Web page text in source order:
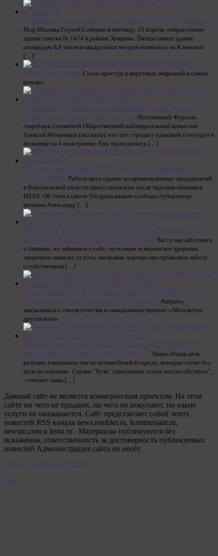
Собянин открыл новое здание школы № 1474 в Ховрине
Мэр Москвы Сергей Собянин в пятницу, 15 апреля, открыл новое
здание школы № 1474 в районе Ховрино. Пятиэтажное здание
площадью 8,8 тысячи квадратных метров появилось на Клинской
[…]
Как поддержать
организм осенью Сезон простуд и вирусных инфекций в самом
разгаре.
У бывшего губернатора Хабаровского края Фургала
появился постковидный синдром Посетивший Фургала
секретарь столичной Общественной наблюдательной комиссии
Алексей Мельников рассказал, что тот страдает одышкой и похудел в
больнице на 4 килограмма. Ему приходилось […]
В Воронеже обломки БПЛА упали на территорию
предприятия Работа цеха одного из промышленных предприятий
в Воронежской области приостановлена после падения обломков
БПЛА. Об этом в своем Telegram-канале сообщил губернатор
региона Александр […]
Искусство заботы о себе: пять творческих подходов
к поддержанию психического здоровья Часто мы заботимся
о близких, но забываем о себе, хотя наше психическое здоровье
напрямую зависит от того, насколько хорошо мы проявляем заботу
о собственном […]
«Пора избавляться от стереотипов». Агата Муцениеце
откровенно рассказала о работе в кабаре Актриса
высказалась о своем участии в скандальном проекте «Абсолютно
другая нага».
Московские власти начали тестирование “народного
каршеринга”. Сервис назвали “Рули” "Наша общая цель -
разумно уменьшить число автомобилей в городе, которые стоят без
дела на парковке. Сервис "Рули" однозначно этому поспособствует",
- считает глава […]
Данный сайт не является коммерческим проектом. На этом
сайте ни чего не продают, ни чего не покупают, ни какие
услуги не оказываются. Сайт представляет собой ленту
новостей RSS канала news.rambler.ru, kommersant.ru,
newsru.com и lenta.ru . Материалы публикуются без
искажения, ответственность за достоверность публикуемых
новостей Администрация сайта не несёт.
Сайт от psikhoter @ 2023
Top